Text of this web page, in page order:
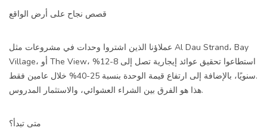
قصص نجاح على أرض الواقع
عملاؤنا الذين اشتروا وحدات في مشروعات مثل Al Dau Strand، Bay
Village، أو The View، استطاعوا تحقيق عوائد إيجارية تصل إلى 8-12%
سنويًا، بالإضافة إلى ارتفاع قيمة الوحدة بنسبة 25-40% خلال عامين فقط.
هذا هو الفرق بين الشراء العشوائي، والاستثمار المدروس.
متى تبدأ؟